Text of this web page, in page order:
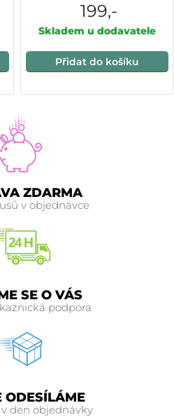
199,-
Skladem u dodavatele
Přidat do košíku
ZDARMA
v objednávce
SE O VÁS
podpora
ODESÍLÁME
den objednávky